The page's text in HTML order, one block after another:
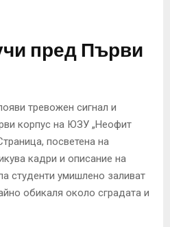
пред Първи
тревожен сигнал и
корпус на ЮЗУ „Неофит
посветена на
кадри и описание на
студенти умишлено заливат
обикаля около сградата и